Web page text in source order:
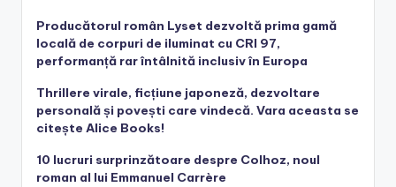
Producătorul român Lyset dezvoltă prima gamă
locală de corpuri de iluminat cu CRI 97,
performanță rar întâlnită inclusiv în Europa
Thrillere virale, ficțiune japoneză, dezvoltare
personală și povești care vindecă. Vara aceasta se
citește Alice Books!
10 lucruri surprinzătoare despre Colhoz, noul
roman al lui Emmanuel Carrère